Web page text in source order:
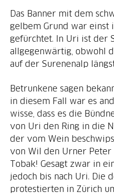
Das Banner mit dem
gelbem Grund war einst
gefürchtet. In Uri ist der
allgegenwärtig, obwohl
auf der Surenenalp
Betrunkene sagen
in diesem Fall war es
wisse, dass es die
von Uri den Ring in die
der vom Wein
von Wil den Urner Peter
Tobak! Gesagt zwar in
jedoch bis nach Uri. Die
protestierten in Zürich